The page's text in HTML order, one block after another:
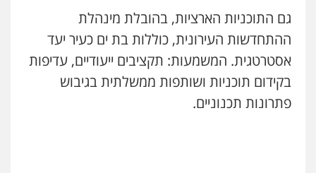
גם התוכניות הארציות, בהובלת מינהלת
ההתחדשות העירונית, כוללות בת ים כעיר יעד
אסטרטגית. המשמעות: תקציבים ייעודיים, עדיפות
בקידום תוכניות ושותפות ממשלתית בגיבוש
פתרונות תכנוניים.